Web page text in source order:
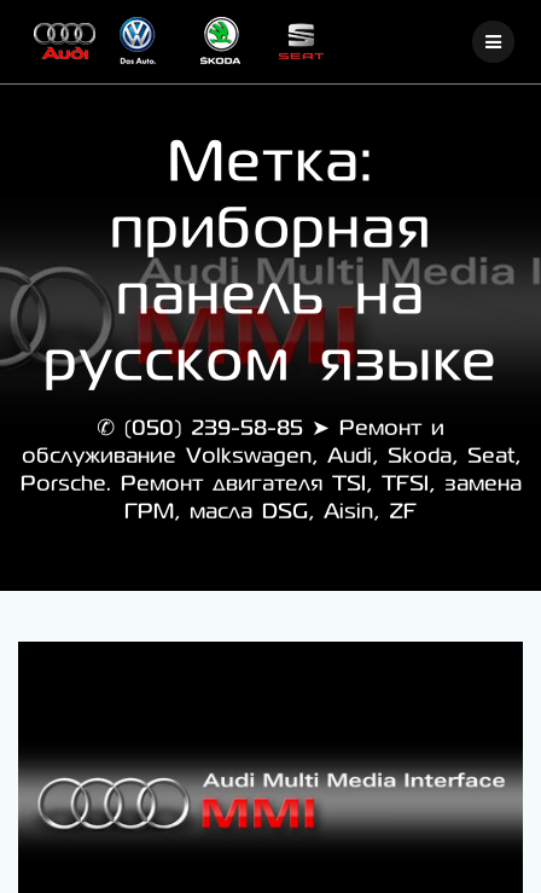
content
Метка:
приборная
панель на
русском языке
✆ (050) 239-58-85 ➤ Ремонт и
обслуживание Volkswagen, Audi, Skoda, Seat,
Porsche. Ремонт двигателя TSI, TFSI, замена
ГРМ, масла DSG, Aisin, ZF